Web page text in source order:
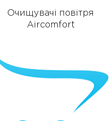
Очищувачі повітря
Aircomfort